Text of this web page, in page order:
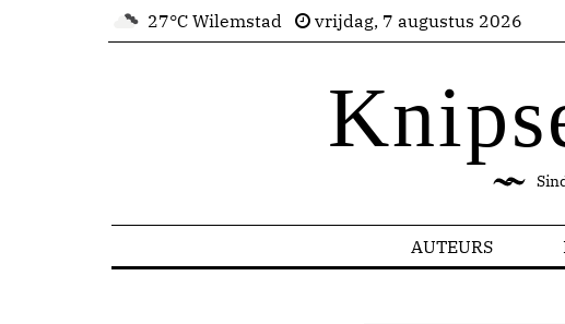
27°C Wilemstad vrijdag, 7 augustus 2026
AUTEURS